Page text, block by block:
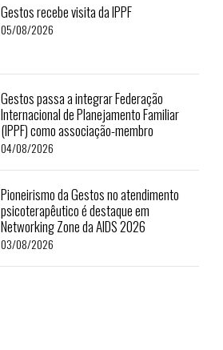
Gestos recebe visita da IPPF
05/08/2026
Gestos passa a integrar Federação
Internacional de Planejamento Familiar
(IPPF) como associação-membro
04/08/2026
Pioneirismo da Gestos no atendimento
psicoterapêutico é destaque em
Networking Zone da AIDS 2026
03/08/2026